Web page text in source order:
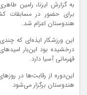
برای حضور در مسابقات
هندوستان اعزام شد.
این ورزشکار ایذه‌ای که
درخشیده بود این‌بار
قهرمانی آسیا دارد.
هندوستان برگزار می‌شود.